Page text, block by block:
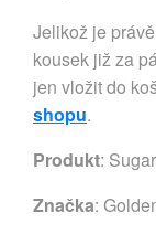
Jelikož je
kousek již za
jen vložit do
shopu.
Produkt:
Značka: